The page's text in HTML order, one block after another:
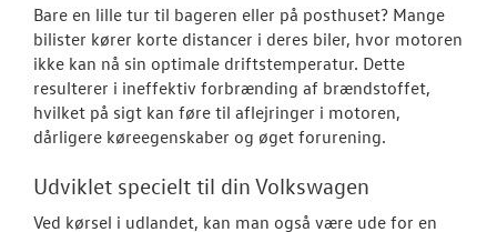
VÆRKSTED
Bestil tid på
Hjulskifte
Bare en lille tur til bageren eller på posthuset? Mange
bilister kører korte distancer i deres biler, hvor motoren
ikke kan nå sin optimale driftstemperatur. Dette
resulterer i ineffektiv forbrænding af brændstoffet,
hvilket på sigt kan føre til aflejringer i motoren,
dårligere køreegenskaber og øget forurening.
Udviklet specielt til din Volkswagen
Ved kørsel i udlandet, kan man også være ude for en